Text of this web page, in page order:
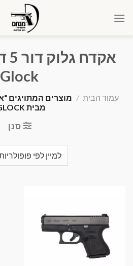
Glock
עמוד הבית /
מבית GLOCK”
סנן